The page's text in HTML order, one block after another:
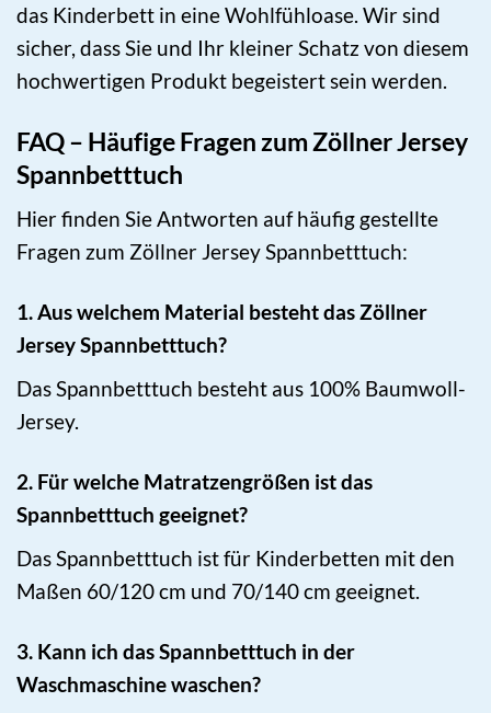
das Kinderbett in eine Wohlfühloase. Wir sind
sicher, dass Sie und Ihr kleiner Schatz von diesem
hochwertigen Produkt begeistert sein werden.
FAQ – Häufige Fragen zum Zöllner Jersey
Spannbetttuch
Hier finden Sie Antworten auf häufig gestellte
Fragen zum Zöllner Jersey Spannbetttuch:
1. Aus welchem Material besteht das Zöllner
Jersey Spannbetttuch?
Das Spannbetttuch besteht aus 100% Baumwoll-
Jersey.
2. Für welche Matratzengrößen ist das
Spannbetttuch geeignet?
Das Spannbetttuch ist für Kinderbetten mit den
Maßen 60/120 cm und 70/140 cm geeignet.
3. Kann ich das Spannbetttuch in der
Waschmaschine waschen?